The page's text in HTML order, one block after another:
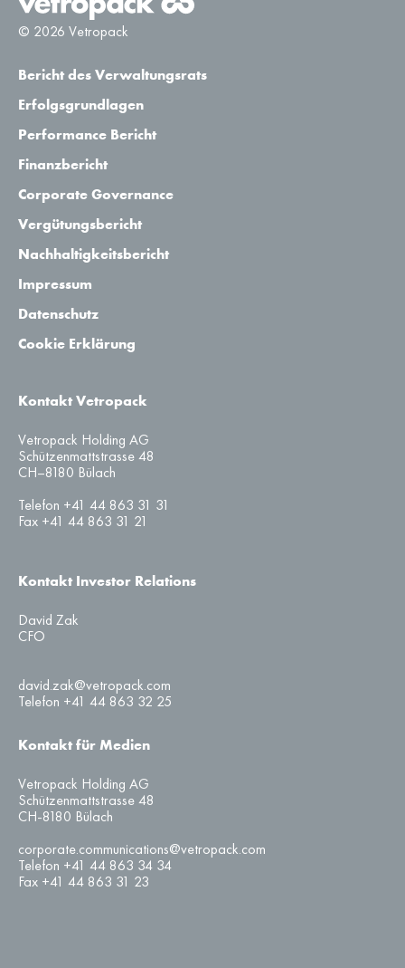
© 2026 Vetropack
Bericht des Verwaltungsrats
Erfolgsgrundlagen
Performance Bericht
Finanzbericht
Corporate Governance
Vergütungsbericht
Nachhaltigkeitsbericht
Impressum
Datenschutz
Cookie Erklärung
Kontakt Vetropack
Vetropack Holding AG
Schützenmattstrasse 48
CH–8180 Bülach
Telefon +41 44 863 31 31
Fax +41 44 863 31 21
Kontakt Investor Relations
David Zak
CFO
david.zak@vetropack.com
Telefon +41 44 863 32 25
Kontakt für Medien
Vetropack Holding AG
Schützenmattstrasse 48
CH-8180 Bülach
corporate.communications@vetropack.com
Telefon +41 44 863 34 34
Fax +41 44 863 31 23